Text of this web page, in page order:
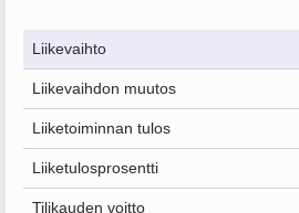
Liikevaihto
Liikevaihdon muutos
Liiketoiminnan tulos
Liiketulosprosentti
Tilikauden voitto